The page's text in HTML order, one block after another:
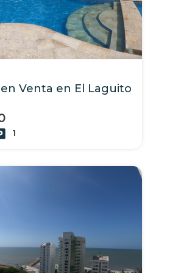
Venta en El Laguito
1